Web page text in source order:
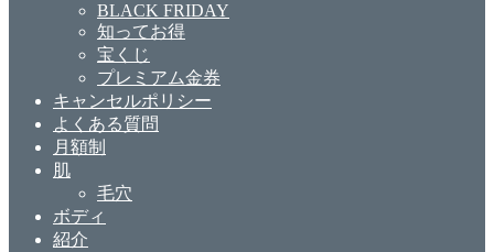
BLACK FRIDAY
知ってお得
宝くじ
プレミアム金券
キャンセルポリシー
よくある質問
月額制
肌
毛穴
ボディ
紹介